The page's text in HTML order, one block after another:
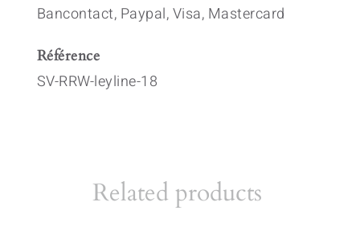
Bancontact, Paypal, Visa, Mastercard
Référence
SV-RRW-leyline-18
Related products